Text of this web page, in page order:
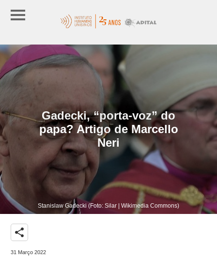
Gadecki, “porta-voz” do
papa? Artigo de Marcello
Neri
Stanislaw Gadecki (Foto: Silar | Wikimedia Commons)
share
31 Março 2022